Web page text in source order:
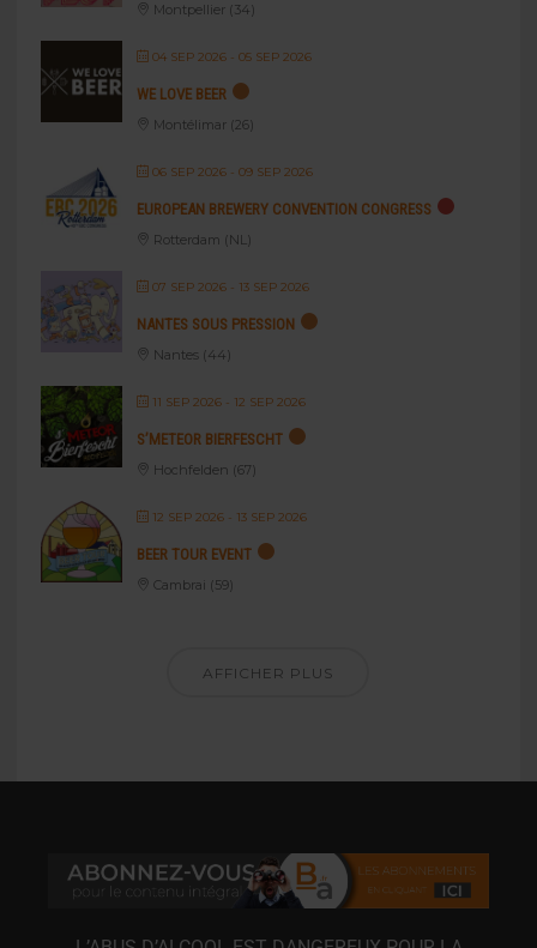
Montpellier (34)
04 SEP 2026- 05 SEP 2026
WE LOVE BEER
Montélimar (26)
06 SEP 2026- 09 SEP 2026
EUROPEAN BREWERY CONVENTION CONGRESS
Rotterdam (NL)
07 SEP 2026- 13 SEP 2026
NANTES SOUS PRESSION
Nantes (44)
11 SEP 2026- 12 SEP 2026
S’METEOR BIERFESCHT
Hochfelden (67)
12 SEP 2026- 13 SEP 2026
BEER TOUR EVENT
Cambrai (59)
AFFICHER PLUS